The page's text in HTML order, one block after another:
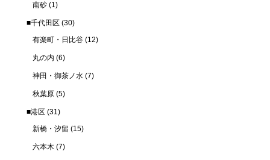
南砂 (1)
■千代田区 (30)
有楽町・日比谷 (12)
丸の内 (6)
神田・御茶ノ水 (7)
秋葉原 (5)
■港区 (31)
新橋・汐留 (15)
六本木 (7)